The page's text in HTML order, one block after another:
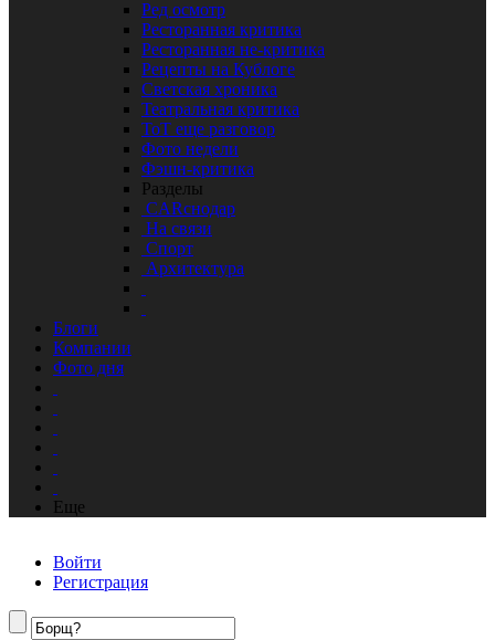
Ред осмотр
Ресторанная критика
Ресторанная не-критика
Рецепты на Кублоге
Светская хроника
Театральная критика
ТоТ еще разговор
Фото недели
Фэшн-критика
Разделы
CARснодар
На связи
Спорт
Архитектура
Блоги
Компании
Фото дня
Еще
Войти
Регистрация